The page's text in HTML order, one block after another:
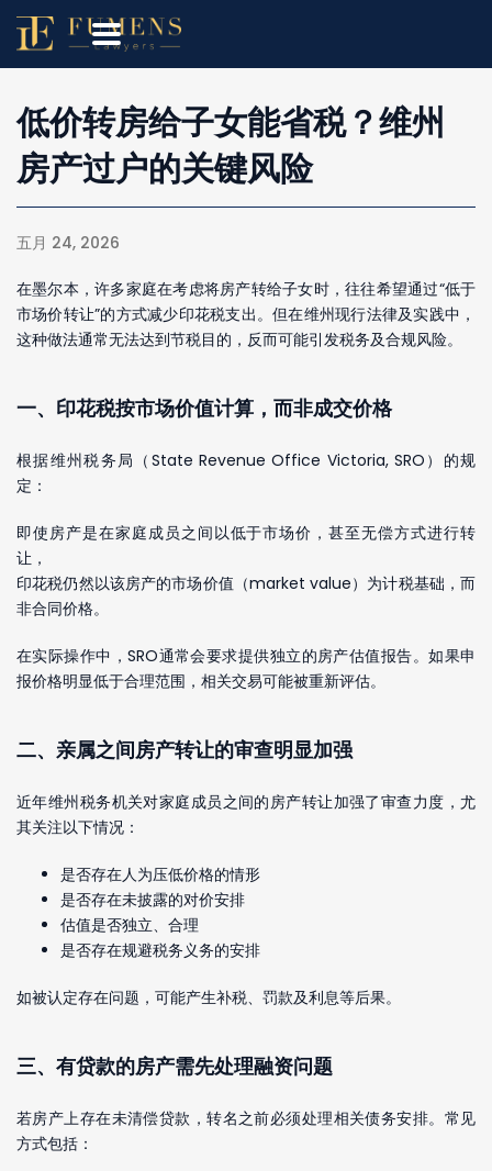
低价转房给子女能省税？维州
房产过户的关键风险
五月 24, 2026
在墨尔本，许多家庭在考虑将房产转给子女时，往往希望通过“低于
市场价转让”的方式减少印花税支出。但在维州现行法律及实践中，
这种做法通常无法达到节税目的，反而可能引发税务及合规风险。
一、印花税按市场价值计算，而非成交价格
根据维州税务局（State Revenue Office Victoria, SRO）的规
定：
即使房产是在家庭成员之间以低于市场价，甚至无偿方式进行转
让，
印花税仍然以该房产的市场价值（market value）为计税基础，而
非合同价格。
在实际操作中，SRO通常会要求提供独立的房产估值报告。如果申
报价格明显低于合理范围，相关交易可能被重新评估。
二、亲属之间房产转让的审查明显加强
近年维州税务机关对家庭成员之间的房产转让加强了审查力度，尤
其关注以下情况：
是否存在人为压低价格的情形
是否存在未披露的对价安排
估值是否独立、合理
是否存在规避税务义务的安排
如被认定存在问题，可能产生补税、罚款及利息等后果。
三、有贷款的房产需先处理融资问题
若房产上存在未清偿贷款，转名之前必须处理相关债务安排。常见
方式包括：